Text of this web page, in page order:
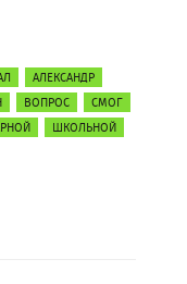
АЛЕКСАНДР
ВОПРОС
СМОГ
ШКОЛЬНОЙ